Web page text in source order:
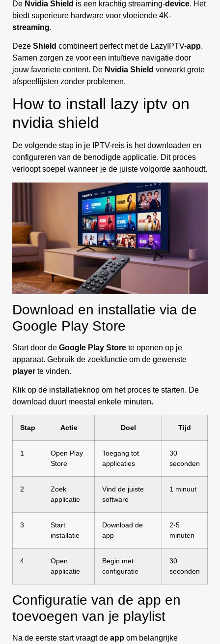
De Nvidia Shield is een krachtig streaming-device. Het
biedt superieure hardware voor vloeiende 4K-
streaming.
Deze Shield combineert perfect met de LazyIPTV-app.
Samen zorgen ze voor een intuïtieve navigatie door
jouw favoriete content. De Nvidia Shield verwerkt grote
afspeellijsten zonder problemen.
How to install lazy iptv on
nvidia shield
De volgende stap in je IPTV-reis is het downloaden en
configureren van de benodigde applicatie. Dit proces
verloopt soepel wanneer je de juiste volgorde aanhoudt.
Download en installatie via de
Google Play Store
Start door de Google Play Store te openen op je
apparaat. Gebruik de zoekfunctie om de gewenste
player te vinden.
Klik op de installatieknop om het proces te starten. De
download duurt meestal enkele minuten.
Stap Actie Doel Tijd
1
Open Play
Store
Toegang tot
applicaties
30
seconden
2
Zoek
applicatie
Vind de juiste
software
1 minuut
3
Start
installatie
Download de
app
2-5
minuten
4
Open
applicatie
Begin met
configuratie
30
seconden
Configuratie van de app en
toevoegen van je playlist
Na de eerste start vraagt de app om belangrijke